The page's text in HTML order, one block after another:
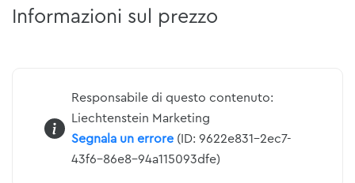
Informazioni sul prezzo
Responsabile di questo contenuto:
Liechtenstein Marketing
Segnala un errore(ID: 9622e831-2ec7-
43f6-86e8-94a115093dfe)